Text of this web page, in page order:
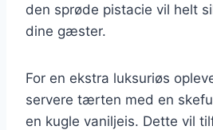
den sprøde pistacie vil helt
dine gæster.
For en ekstra luksuriøs
servere tærten med en
en kugle vaniljeis. Dette vil